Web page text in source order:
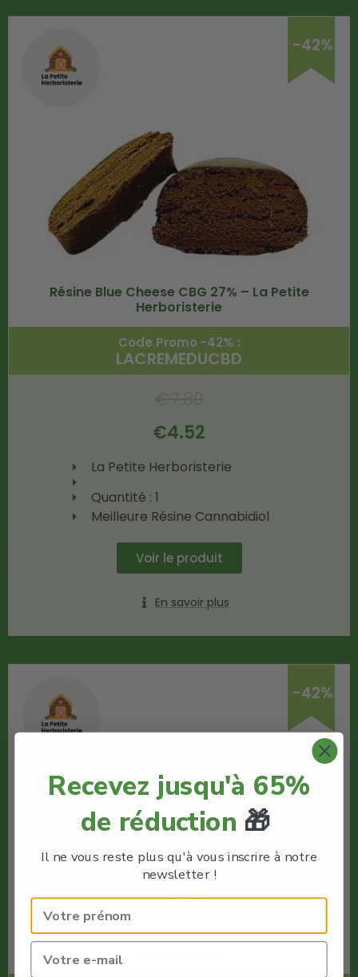
-42%
Résine Blue Cheese CBG 27% – La Petite
Herboristerie
Code Promo -42% :
LACREMEDUCBD
€4.52
La Petite Herboristerie
Quantité : 1
Meilleure Résine Cannabidiol
Voir le produit
En savoir plus
-42%
Hash Gold Seal Afghan CBN 27% – La Petite
Recevez jusqu'à 65%
de réduction 🎁
Il ne vous reste plus qu'à vous inscrire à notre
newsletter !